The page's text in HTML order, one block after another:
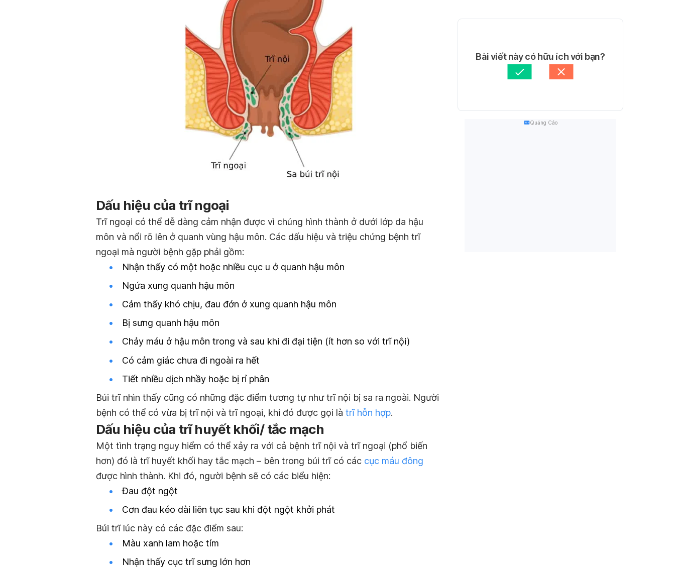
Dấu hiệu của trĩ ngoại
Trĩ ngoại có thể dễ dàng cảm nhận được vì chúng hình thành ở dưới lớp da hậu
môn và nổi rõ lên ở quanh vùng hậu môn. Các dấu hiệu và triệu chứng bệnh trĩ
ngoại mà người bệnh gặp phải gồm:
Nhận thấy có một hoặc nhiều cục u ở quanh hậu môn
Ngứa xung quanh hậu môn
Cảm thấy khó chịu, đau đớn ở xung quanh hậu môn
Bị sưng quanh hậu môn
Chảy máu ở hậu môn trong và sau khi đi đại tiện (ít hơn so với trĩ nội)
Có cảm giác chưa đi ngoài ra hết
Tiết nhiều dịch nhầy hoặc bị rỉ phân
Búi trĩ nhìn thấy cũng có những đặc điểm tương tự như trĩ nội bị sa ra ngoài. Người
bệnh có thể có vừa bị trĩ nội và trĩ ngoại, khi đó được gọi là trĩ hỗn hợp.
Dấu hiệu của trĩ huyết khối/ tắc mạch
Một tình trạng nguy hiểm có thể xảy ra với cả bệnh trĩ nội và trĩ ngoại (phổ biến
hơn) đó là trĩ huyết khối hay tắc mạch – bên trong búi trĩ có các cục máu đông
được hình thành. Khi đó, người bệnh sẽ có các biểu hiện:
Đau đột ngột
Cơn đau kéo dài liên tục sau khi đột ngột khởi phát
Búi trĩ lúc này có các đặc điểm sau:
Màu xanh lam hoặc tím
Nhận thấy cục trĩ sưng lớn hơn
Bài viết này có hữu ích với bạn?
Quảng Cáo